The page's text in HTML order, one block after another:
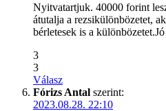
Nyitvatartjuk. 40000 forint
átutalja a rezsikülönbözetet,
bérletesek is a
3
3
Válasz
Fórizs Antal szerint:
2023.08.28. 22:10